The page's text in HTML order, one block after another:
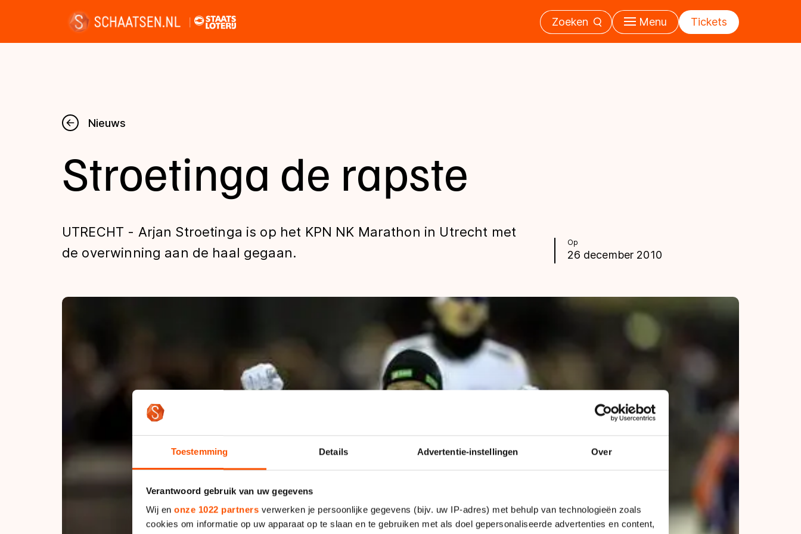
Toestemming Details Advertentie-instellingen Over
Verantwoord gebruik van uw gegevens
Wij en onze 1022 partners verwerken je persoonlijke gegevens (bijv. uw IP-adres) met behulp van technologieën zoals
cookies om informatie op uw apparaat op te slaan en te gebruiken met als doel gepersonaliseerde advertenties en content,
Zoeken Menu Tickets
Nieuws
Kalender
Uitslagen
Tijden & historie
De weg op
Schaatsfans
Olympische Spelen
Nieuws
Op
26 december 2010
Stroetinga de rapste
UTRECHT - Arjan Stroetinga is op het KPN NK Marathon in Utrecht met
de overwinning aan de haal gegaan.